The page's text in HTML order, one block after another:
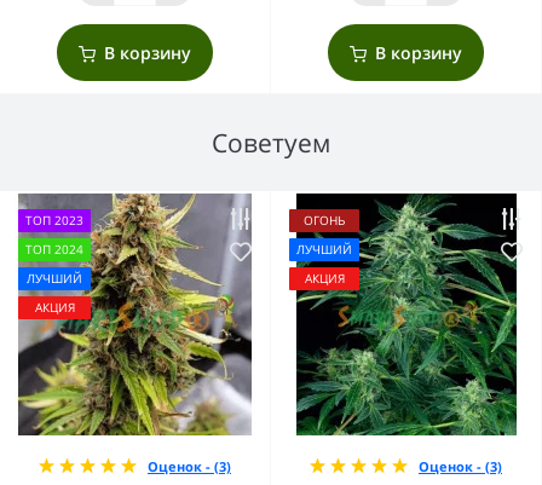
В корзину В корзину
Советуем
ТОП 2023
ТОП 2024
ЛУЧШИЙ
АКЦИЯ
Оценок - (3)
ОГОНЬ
ЛУЧШИЙ
АКЦИЯ
Оценок - (3)